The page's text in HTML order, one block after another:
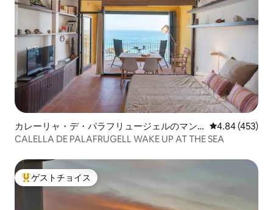
カレーリャ・デ・パラフリュージェルのマン
ション・アパート
レビュー453
4.84 (453)
CALELLA DE PALAFRUGELL WAKE UP AT THE SEA
大好評のゲストチョイスです。
ゲストチョイス